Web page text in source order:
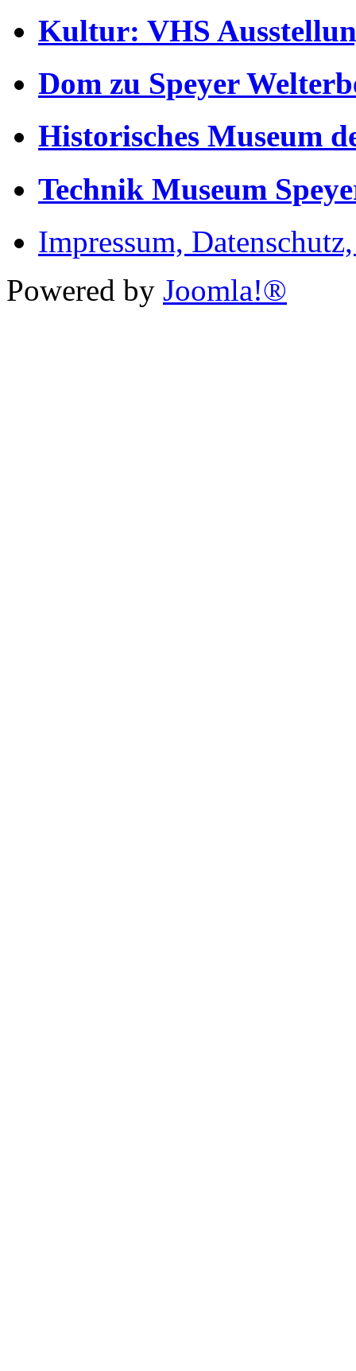
Kultur: VHS
Dom zu Speyer
Historisches Museum
Technik Museum
Impressum,
Powered by Joomla!®